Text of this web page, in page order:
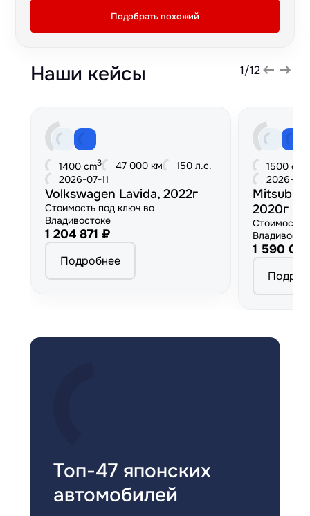
Подобрать похожий
Наши кейсы 1/12
1400 cm3 47 000 км
150 л.с.
2026-07-11
Volkswagen Lavida, 2022г
Стоимость под ключ во
Владивостоке
1 204 871 ₽
Подробнее
1500 cm
2026-
2020г
Стоимость
1 590
Топ-47 японских
автомобилей